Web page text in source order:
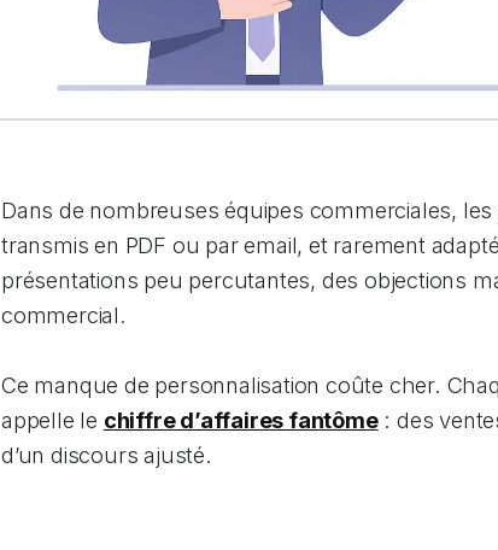
Dans de nombreuses équipes commerciales,
transmis en PDF ou par email, et rarement
présentations peu percutantes, des objections
commercial.
Ce manque de personnalisation coûte cher.
appelle le chiffre d’affaires fantôme: des
d’un discours ajusté.